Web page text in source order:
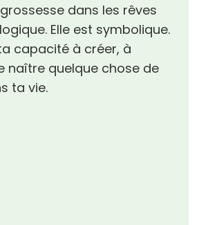
dans les rêves
Elle est symbolique.
capacité à créer, à
naître quelque chose de
ta vie.